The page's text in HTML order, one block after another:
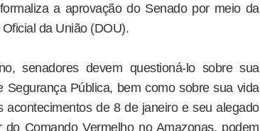
a aprovação do Senado por meio da
da União (DOU).
senadores devem questioná-lo sobre sua
Pública, bem como sobre sua vida
acontecimentos de 8 de janeiro e seu alegado
Comando Vermelho no Amazonas, podem